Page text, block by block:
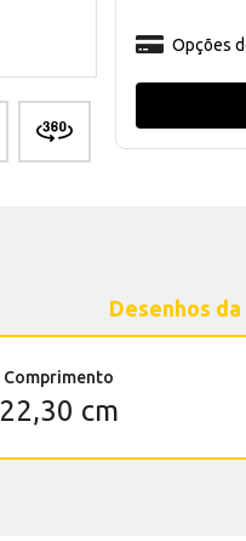
Opções
Desenhos
Comprimento
22,30 cm